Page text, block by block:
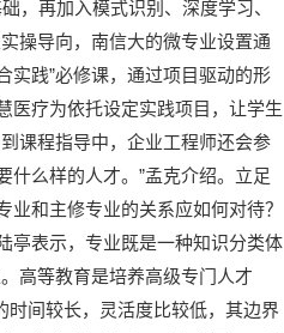
，再加入模式识别、深度学习、
操导向，南信大的微专业设置通
实践”必修课，通过项目驱动的形
医疗为依托设定实践项目，让学生
课程指导中，企业工程师还会参
什么样的人才。”孟克介绍。立足
和主修专业的关系应如何对待？
亭表示，专业既是一种知识分类体
高等教育是培养高级专门人才
时间较长，灵活度比较低，其边界